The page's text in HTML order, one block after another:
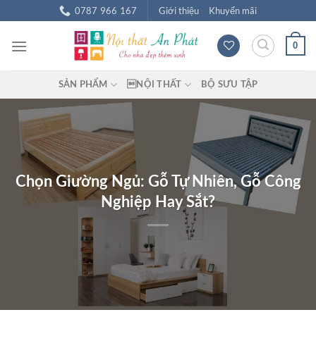
đến
nội
0787 966 167 Giới thiệu Khuyến mãi
0
SẢN PHẨM NỘI THẤT BỘ SƯU TẬP
Chọn Giường Ngủ: Gỗ Tự Nhiên, Gỗ Công
Nghiệp Hay Sắt?